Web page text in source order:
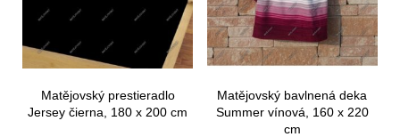
Matějovský prestieradlo
Jersey čierna, 180 x 200 cm
Matějovský bavlnená deka
Summer vínová, 160 x 220
cm